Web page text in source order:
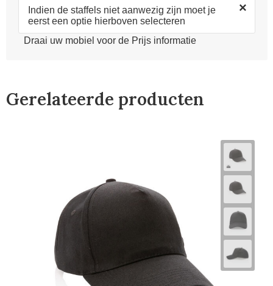
Indien de staffels niet aanwezig zijn moet je
eerst een optie hierboven selecteren
×
Draai uw mobiel voor de Prijs informatie
Gerelateerde producten